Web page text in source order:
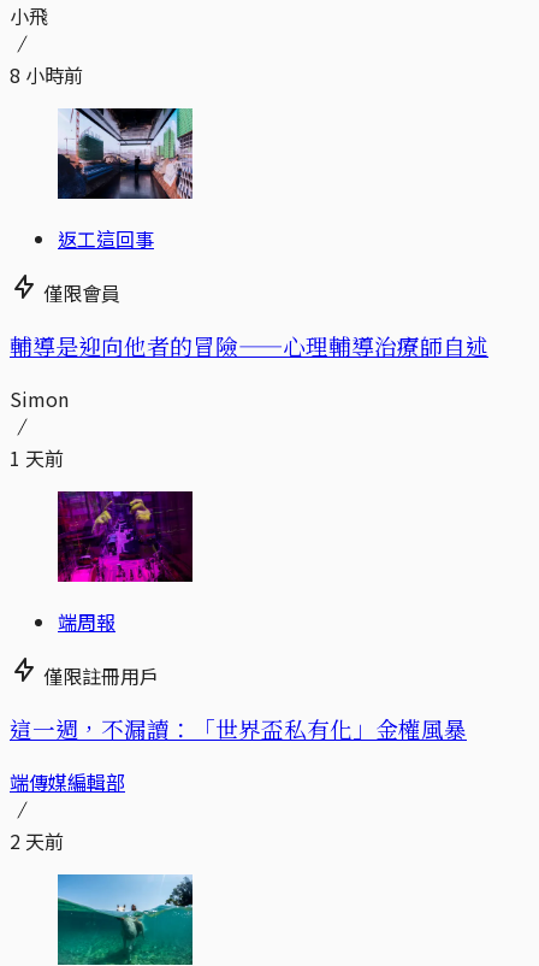
小飛
8 小時前
返工這回事
僅限會員
輔導是迎向他者的冒險——心理輔導治療師自述
Simon
1 天前
端周報
僅限註冊用戶
這一週，不漏讀：「世界盃私有化」金權風暴
端傳媒編輯部
2 天前